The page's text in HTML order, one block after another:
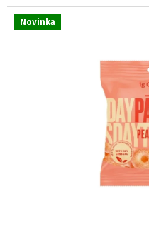
Novinka